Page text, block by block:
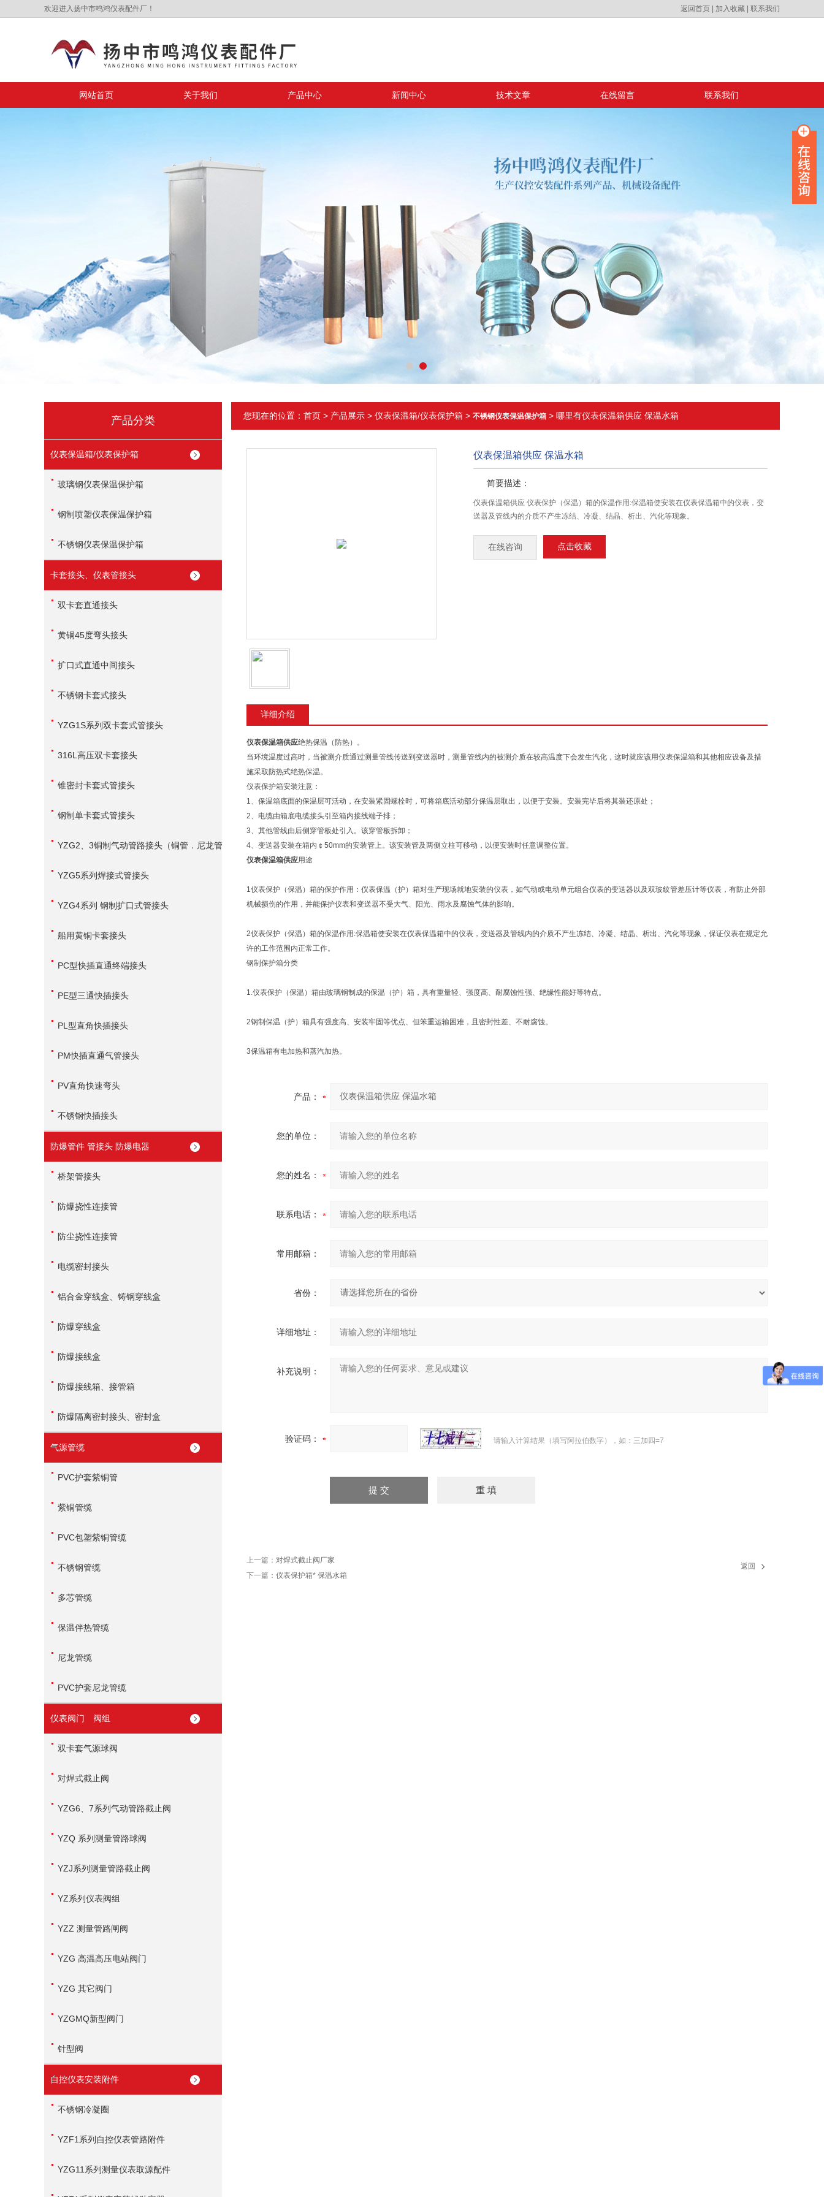
欢迎进入扬中市鸣鸿仪表配件厂！ 返回首页 加入收藏 联系我们
网站首页 关于我们 产品中心 新闻中心 技术文章 在线留言 联系我们
产品分类
仪表保温箱/仪表保护箱
玻璃钢仪表保温保护箱
钢制喷塑仪表保温保护箱
不锈钢仪表保温保护箱
卡套接头、仪表管接头
双卡套直通接头
黄铜45度弯头接头
扩口式直通中间接头
不锈钢卡套式接头
YZG1S系列双卡套式管接头
316L高压双卡套接头
锥密封卡套式管接头
钢制单卡套式管接头
YZG2、3铜制气动管路接头（铜管．尼龙管
用）
YZG5系列焊接式管接头
YZG4系列 钢制扩口式管接头
船用黄铜卡套接头
PC型快插直通终端接头
PE型三通快插接头
PL型直角快插接头
PM快插直通气管接头
PV直角快速弯头
不锈钢快插接头
防爆管件 管接头 防爆电器
桥架管接头
防爆挠性连接管
防尘挠性连接管
电缆密封接头
铝合金穿线盒、铸钢穿线盒
防爆穿线盒
防爆接线盒
防爆接线箱、接管箱
防爆隔离密封接头、密封盒
气源管缆
PVC护套紫铜管
紫铜管缆
PVC包塑紫铜管缆
不锈钢管缆
多芯管缆
保温伴热管缆
尼龙管缆
PVC护套尼龙管缆
仪表阀门 阀组
双卡套气源球阀
对焊式截止阀
YZG6、7系列气动管路截止阀
YZQ 系列测量管路球阀
YZJ系列测量管路截止阀
YZ系列仪表阀组
YZZ 测量管路闸阀
YZG 高温高压电站阀门
YZG 其它阀门
YZGMQ新型阀门
针型阀
自控仪表安装附件
不锈钢冷凝圈
YZF1系列自控仪表管路附件
YZG11系列测量仪表取源配件
您现在的位置： 首页 > 产品展示 > 仪表保温箱/仪表保护箱 > 不锈钢仪表保温保护箱 > 哪里有仪表保温箱供应 保温水箱
仪表保温箱供应 保温水箱
简要描述：
仪表保温箱供应 仪表保护（保温）箱的保温作用:保温箱使安装在仪表保温箱中的仪表，变
送器及管线内的介质不产生冻结、冷凝、结晶、析出、汽化等现象。
在线咨询 点击收藏
详细介绍
仪表保温箱供应绝热保温（防热）。
当环境温度过高时，当被测介质通过测量管线传送到变送器时，测量管线内的被测介质在较高温度下会发生汽化，这时就应该用仪表保温箱和其他相应设备及措
施采取防热式绝热保温。
仪表保护箱安装注意：
1、保温箱底面的保温层可活动，在安装紧固螺栓时，可将箱底活动部分保温层取出，以便于安装。安装完毕后将其装还原处；
2、电缆由箱底电缆接头引至箱内接线端子排；
3、其他管线由后侧穿管板处引入。该穿管板拆卸；
4、变送器安装在箱内￠50mm的安装管上。该安装管及两侧立柱可移动，以便安装时任意调整位置。
仪表保温箱供应用途
1仪表保护（保温）箱的保护作用：仪表保温（护）箱对生产现场就地安装的仪表，如气动或电动单元组合仪表的变送器以及双玻纹管差压计等仪表，有防止外部
机械损伤的作用，并能保护仪表和变送器不受大气、阳光、雨水及腐蚀气体的影响。
2仪表保护（保温）箱的保温作用:保温箱使安装在仪表保温箱中的仪表，变送器及管线内的介质不产生冻结、冷凝、结晶、析出、汽化等现象，保证仪表在规定允
许的工作范围内正常工作。
钢制保护箱分类
1.仪表保护（保温）箱由玻璃钢制成的保温（护）箱，具有重量轻、强度高、耐腐蚀性强、绝缘性能好等特点。
2钢制保温（护）箱具有强度高、安装牢固等优点、但笨重运输困难，且密封性差、不耐腐蚀。
3保温箱有电加热和蒸汽加热。
产品：
您的单位：
您的姓名：
联系电话：
常用邮箱：
省份：
详细地址：
补充说明：
验证码： 请输入计算结果（填写阿拉伯数字），如：三加四=7
上一篇： 对焊式截止阀厂家
下一篇： 仪表保护箱* 保温水箱
返回